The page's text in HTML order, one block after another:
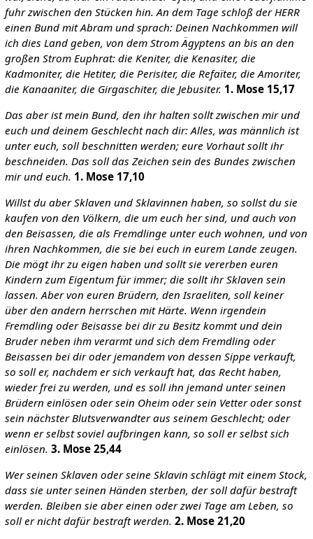
fuhr zwischen den Stücken hin. An dem Tage schloß der HERR
einen Bund mit Abram und sprach: Deinen Nachkommen will
ich dies Land geben, von dem Strom Ägyptens an bis an den
großen Strom Euphrat: die Keniter, die Kenasiter, die
Kadmoniter, die Hetiter, die Perisiter, die Refaïter, die Amoriter,
die Kanaaniter, die Girgaschiter, die Jebusiter. 1. Mose 15,17
Das aber ist mein Bund, den ihr halten sollt zwischen mir und
euch und deinem Geschlecht nach dir: Alles, was männlich ist
unter euch, soll beschnitten werden; eure Vorhaut sollt ihr
beschneiden. Das soll das Zeichen sein des Bundes zwischen
mir und euch. 1. Mose 17,10
Willst du aber Sklaven und Sklavinnen haben, so sollst du sie
kaufen von den Völkern, die um euch her sind, und auch von
den Beisassen, die als Fremdlinge unter euch wohnen, und von
ihren Nachkommen, die sie bei euch in eurem Lande zeugen.
Die mögt ihr zu eigen haben und sollt sie vererben euren
Kindern zum Eigentum für immer; die sollt ihr Sklaven sein
lassen. Aber von euren Brüdern, den Israeliten, soll keiner
über den andern herrschen mit Härte. Wenn irgendein
Fremdling oder Beisasse bei dir zu Besitz kommt und dein
Bruder neben ihm verarmt und sich dem Fremdling oder
Beisassen bei dir oder jemandem von dessen Sippe verkauft,
so soll er, nachdem er sich verkauft hat, das Recht haben,
wieder frei zu werden, und es soll ihn jemand unter seinen
Brüdern einlösen oder sein Oheim oder sein Vetter oder sonst
sein nächster Blutsverwandter aus seinem Geschlecht; oder
wenn er selbst soviel aufbringen kann, so soll er selbst sich
einlösen. 3. Mose 25,44
Wer seinen Sklaven oder seine Sklavin schlägt mit einem Stock,
dass sie unter seinen Händen sterben, der soll dafür bestraft
werden. Bleiben sie aber einen oder zwei Tage am Leben, so
soll er nicht dafür bestraft werden. 2. Mose 21,20